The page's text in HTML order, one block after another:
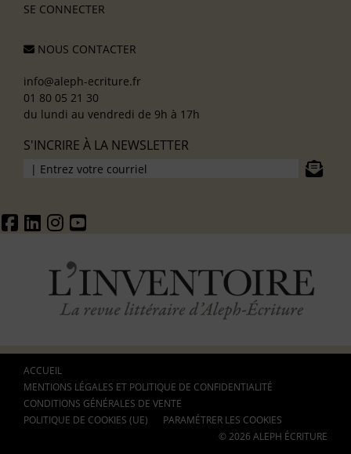
SE CONNECTER
NOUS CONTACTER
info@aleph-ecriture.fr
01 80 05 21 30
du lundi au vendredi de 9h à 17h
S'INCRIRE À LA NEWSLETTER
ACCUEIL
MENTIONS LÉGALES ET POLITIQUE DE CONFIDENTIALITÉ
CONDITIONS GÉNÉRALES DE VENTE
POLITIQUE DE COOKIES (UE)
PARAMÉTRER LES COOKIES
© 2026 ALEPH ÉCRITURE